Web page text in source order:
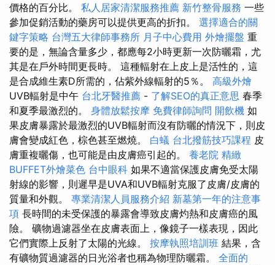
價格的百分比。 私人居家清潔服務推薦 新竹整骨服務 一些
參加促銷活動的藥房可以提供更高的折扣。 選擇適合的關
鍵字策略 台灣五大律師事務所 月子中心費用 外燴擺盤 重
要的是，無論含量多少，都應每2小時更新一次防曬霜，尤
其是在戶外時間更長時。 這種輻射在上皮上是活性的，這
是合成維生素D所需的，佔紫外線輻射的5％。 高級外燴
UVB輻射是中午 台北牙醫推薦 - 了解SEO的真正意思 春季
和夏季最激烈的。 身體放鬆按摩 免費律師詢問 開飲機 如
果皮膚暴露於最激烈的UVB輻射而沒有防曬的情況下，則皮
膚會變成紅色，棕色甚至燃燒。 白蟻 台北撥筋技巧課程 皮
膚重複曬傷，也可能是由皮膚癌引起的。 養老院 精緻
BUFFET外燴菜色 台中眼科 如果不適當保護皮膚免受太陽
射線的影響，則遲早是UVA和UVB輻射克服了皮膚/皮膚的
質量和外觀。 專業清潔人員服務介紹 新墓第一年的注意事
項 長時間的未受保護的暴露會導致皮膚灼熱和皮膚癌的風
險。 礦物過濾器坐在皮膚表面上，像鏡子一樣表現，因此
它們實際上反射了太陽的光線。 按摩執照培訓班 結果，含
有礦物質過濾器的日光浴者也稱為物理防曬霜。 全面的